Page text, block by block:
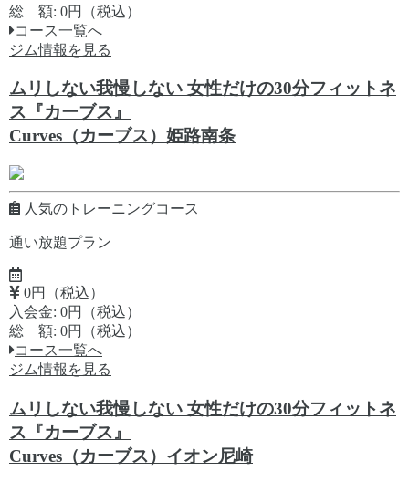
総 額: 0円（税込）
コース一覧へ
ジム情報を見る
ムリしない我慢しない 女性だけの30分フィットネ
ス『カーブス』
Curves（カーブス）姫路南条
人気のトレーニングコース
通い放題プラン
0円（税込）
入会金: 0円（税込）
総 額: 0円（税込）
コース一覧へ
ジム情報を見る
ムリしない我慢しない 女性だけの30分フィットネ
ス『カーブス』
Curves（カーブス）イオン尼崎